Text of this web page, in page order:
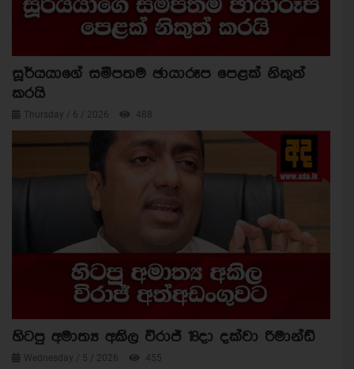
සූර්යයාගේ සමීපතම ඡායාරූප පෙළක් නිකුත්
කරයි
Thursday / 6 / 2026 488
හිටපු අමාත්‍ය අකිල විරාජ් 18දා දක්වා රිමාන්ඩ්
Wednesday / 5 / 2026 455